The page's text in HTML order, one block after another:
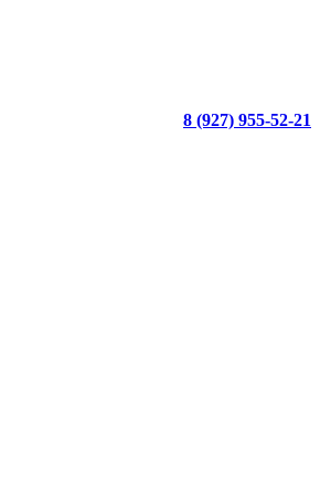
8 (927) 955-52-21